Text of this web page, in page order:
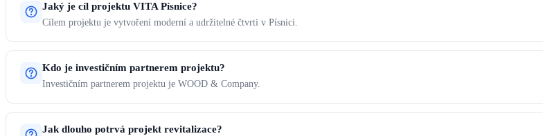
Jaký je cíl projektu VITA Písnice?
Cílem projektu je vytvoření moderní a udržitelné čtvrti v Písnici.
Kdo je investičním partnerem projektu?
Investičním partnerem projektu je WOOD & Company.
Jak dlouho potrvá projekt revitalizace?